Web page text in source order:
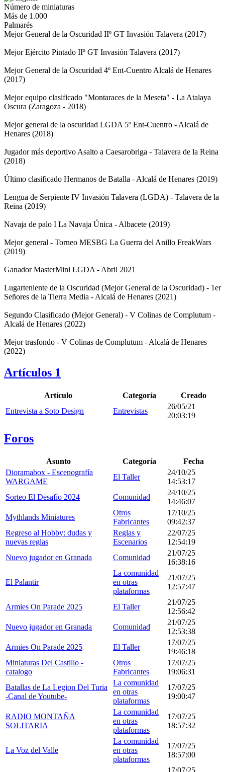
Número de miniaturas
Más de 1.000
Palmarés
Mejor General de la Oscuridad IIº GT Invasión Talavera (2017)
Mejor Ejército Pintado IIº GT Invasión Talavera (2017)
Mejor General de la Oscuridad 4º Ent-Cuentro Alcalá de Henares
(2017)
Mejor equipo clasificado "Montaraces de la Meseta" - La Atalaya
Oscura (Zaragoza - 2018)
Mejor general de la oscuridad LGDA 5º Ent-Cuentro - Alcalá de
Henares (2018)
Jugador más deportivo Asalto a Caesarobriga - Talavera de la Reina
(2018)
Último clasificado Hermanos de Batalla - Alcalá de Henares (2019)
Lengua de Serpiente IV Invasión Talavera (LGDA) - Talavera de la
Reina (2019)
Navaja de palo I La Navaja Única - Albacete (2019)
Mejor general - Torneo MESBG La Guerra del Anillo FreakWars
(2019)
Ganador MasterMini LGDA - Abril 2021
Lugarteniente de la Oscuridad (Mejor General de la Oscuridad) - 1er
Señores de la Tierra Media - Alcalá de Henares (2021)
Segundo Clasificado (Mejor General) - V Colinas de Complutum -
Alcalá de Henares (2022)
Mejor trasfondo - V Colinas de Complutum - Alcalá de Henares
(2022)
Artículos 1
Artículo Categoría
Creado
Entrevista a Soto Design
Entrevistas
26/05/21
20:03:19
Foros
Asunto Categoría
Fecha
Dioramabox - Escenografía
WARGAME
El Taller
24/10/25
14:53:17
Sorteo El Desafío 2024
Comunidad
24/10/25
14:46:07
Mythlands Miniatures
Otros
Fabricantes
17/10/25
09:42:37
Regreso al Hobby: dudas y
nuevas reglas
Reglas y
Escenarios
22/07/25
12:54:19
Nuevo jugador en Granada
Comunidad
21/07/25
16:38:16
El Palantir
La comunidad
en otras
plataformas
21/07/25
12:57:47
Armies On Parade 2025 El Taller
21/07/25
12:56:42
Nuevo jugador en Granada
Comunidad
21/07/25
12:53:38
Armies On Parade 2025
El Taller
17/07/25
19:46:18
Miniaturas Del Castillo -
catalogo
Otros
Fabricantes
17/07/25
19:06:31
Batallas de La Legion Del Turia
-Canal de Youtube-
La comunidad
en otras
plataformas
17/07/25
19:00:47
RADIO MONTAÑA
SOLITARIA
La comunidad
en otras
plataformas
17/07/25
18:57:32
La Voz del Valle
La comunidad
en otras
plataformas
17/07/25
18:57:00
17/07/25